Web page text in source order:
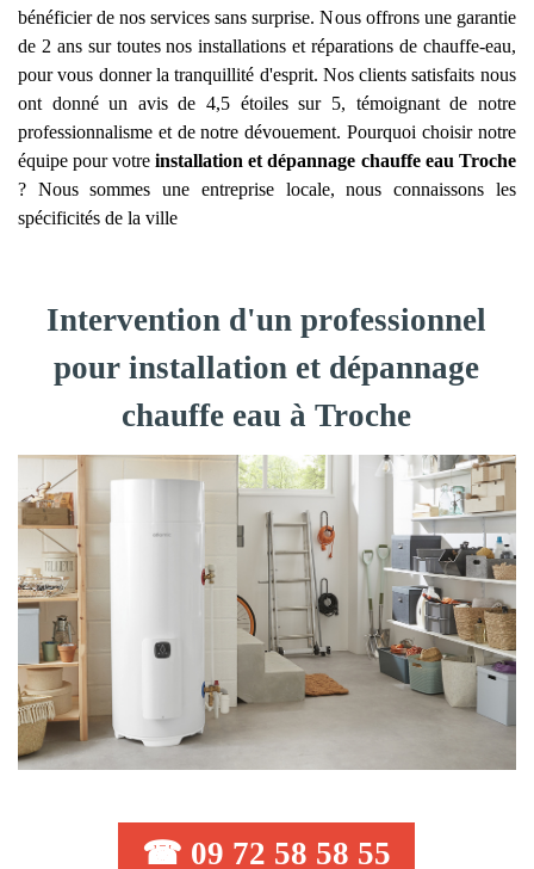
bénéficier de nos services sans surprise. Nous offrons une garantie
de 2 ans sur toutes nos installations et réparations de chauffe-eau,
pour vous donner la tranquillité d'esprit. Nos clients satisfaits nous
ont donné un avis de 4,5 étoiles sur 5, témoignant de notre
professionnalisme et de notre dévouement. Pourquoi choisir notre
équipe pour votreinstallation et dépannage chauffe eau Troche
? Nous sommes une entreprise locale, nous connaissons les
spécificités de la ville
Intervention d'un professionnel
pour installation et dépannage
chauffe eau à Troche
☎ 09 72 58 58 55